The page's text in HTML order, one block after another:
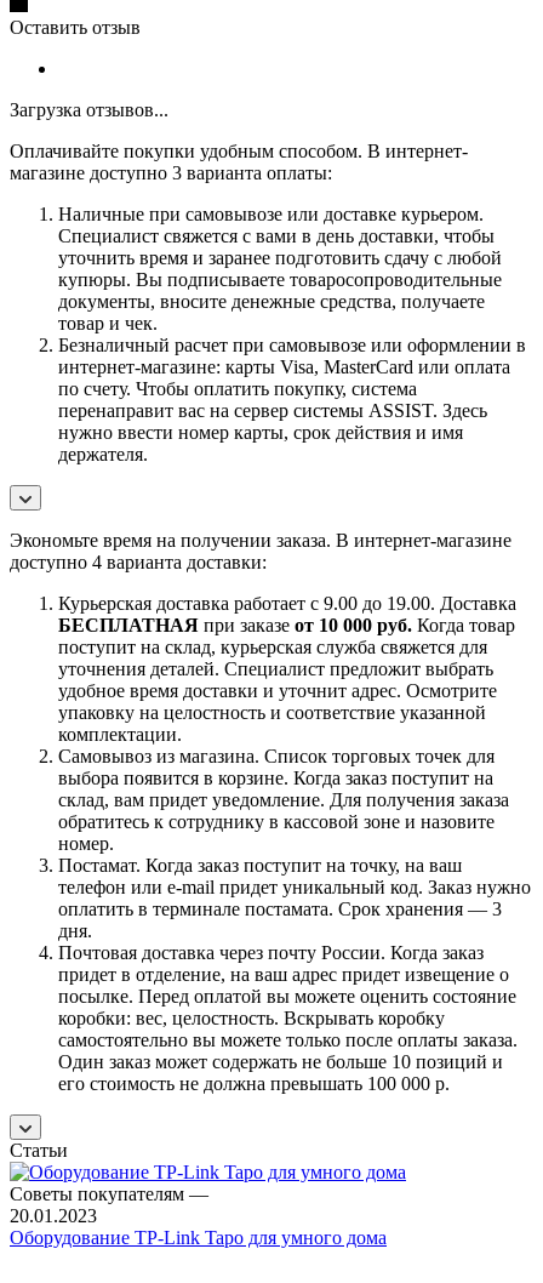
Оставить отзыв
Загрузка отзывов...
Оплачивайте покупки удобным способом. В интернет-
магазине доступно 3 варианта оплаты:
Наличные при самовывозе или доставке курьером.
Специалист свяжется с вами в день доставки, чтобы
уточнить время и заранее подготовить сдачу с любой
купюры. Вы подписываете товаросопроводительные
документы, вносите денежные средства, получаете
товар и чек.
Безналичный расчет при самовывозе или оформлении в
интернет-магазине: карты Visa, MasterCard или оплата
по счету. Чтобы оплатить покупку, система
перенаправит вас на сервер системы ASSIST. Здесь
нужно ввести номер карты, срок действия и имя
держателя.
Экономьте время на получении заказа. В интернет-магазине
доступно 4 варианта доставки:
Курьерская доставка работает с 9.00 до 19.00. Доставка
БЕСПЛАТНАЯ при заказе от 10 000 руб. Когда товар
поступит на склад, курьерская служба свяжется для
уточнения деталей. Специалист предложит выбрать
удобное время доставки и уточнит адрес. Осмотрите
упаковку на целостность и соответствие указанной
комплектации.
Самовывоз из магазина. Список торговых точек для
выбора появится в корзине. Когда заказ поступит на
склад, вам придет уведомление. Для получения заказа
обратитесь к сотруднику в кассовой зоне и назовите
номер.
Постамат. Когда заказ поступит на точку, на ваш
телефон или e-mail придет уникальный код. Заказ нужно
оплатить в терминале постамата. Срок хранения — 3
дня.
Почтовая доставка через почту России. Когда заказ
придет в отделение, на ваш адрес придет извещение о
посылке. Перед оплатой вы можете оценить состояние
коробки: вес, целостность. Вскрывать коробку
самостоятельно вы можете только после оплаты заказа.
Один заказ может содержать не больше 10 позиций и
его стоимость не должна превышать 100 000 р.
Статьи
Советы покупателям —
20.01.2023
Оборудование TP-Link Tapo для умного дома